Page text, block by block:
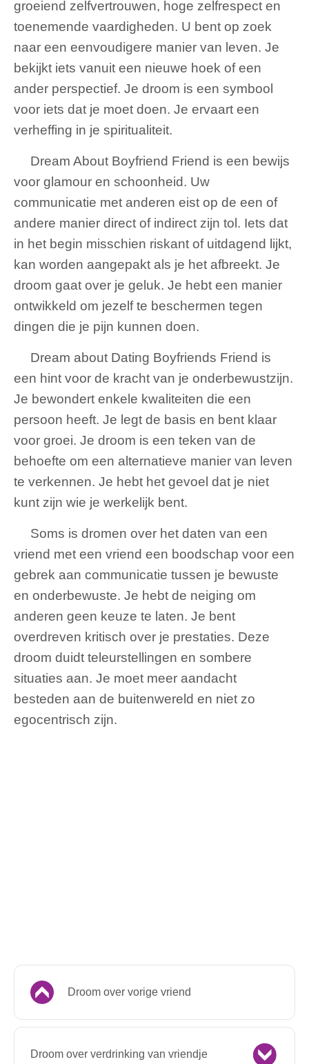
groeiend zelfvertrouwen, hoge zelfrespect en
toenemende vaardigheden. U bent op zoek
naar een eenvoudigere manier van leven. Je
bekijkt iets vanuit een nieuwe hoek of een
ander perspectief. Je droom is een symbool
voor iets dat je moet doen. Je ervaart een
verheffing in je spiritualiteit.
Dream About Boyfriend Friend is een bewijs
voor glamour en schoonheid. Uw
communicatie met anderen eist op de een of
andere manier direct of indirect zijn tol. Iets dat
in het begin misschien riskant of uitdagend lijkt,
kan worden aangepakt als je het afbreekt. Je
droom gaat over je geluk. Je hebt een manier
ontwikkeld om jezelf te beschermen tegen
dingen die je pijn kunnen doen.
Dream about Dating Boyfriends Friend is
een hint voor de kracht van je onderbewustzijn.
Je bewondert enkele kwaliteiten die een
persoon heeft. Je legt de basis en bent klaar
voor groei. Je droom is een teken van de
behoefte om een ​​alternatieve manier van leven
te verkennen. Je hebt het gevoel dat je niet
kunt zijn wie je werkelijk bent.
Soms is dromen over het daten van een
vriend met een vriend een boodschap voor een
gebrek aan communicatie tussen je bewuste
en onderbewuste. Je hebt de neiging om
anderen geen keuze te laten. Je bent
overdreven kritisch over je prestaties. Deze
droom duidt teleurstellingen en sombere
situaties aan. Je moet meer aandacht
besteden aan de buitenwereld en niet zo
egocentrisch zijn.
Droom over vorige vriend
Droom over verdrinking van vriendje